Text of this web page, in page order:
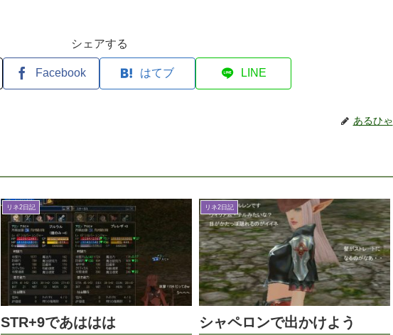
シェアする
Facebook はてブ LINE
あるひゃ
リネ2日記
STR+9であははは
リネ2日記
シャペロンで出かけよう